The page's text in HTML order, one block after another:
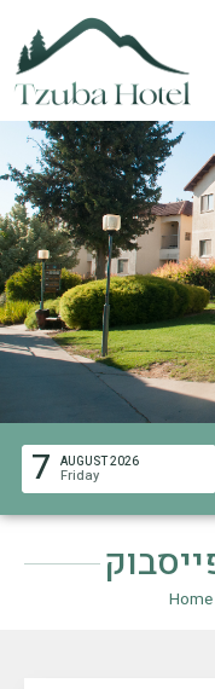
7 AUGUST 2026
Friday
Home